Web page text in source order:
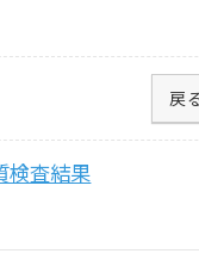
戻
検査結果